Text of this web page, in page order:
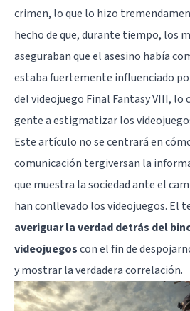
crimen, lo que lo hizo
hecho de que, durante tiempo, los
aseguraban que el asesino había
estaba fuertemente influenciado
del videojuego Final Fantasy VIII, lo
gente a estigmatizar los
Este artículo no se centrará en
comunicación tergiversan la
que muestra la sociedad ante el
han conllevado los videojuegos. El
averiguar la verdad detrás del
videojuegoscon el fin de
y mostrar la verdadera correlación.